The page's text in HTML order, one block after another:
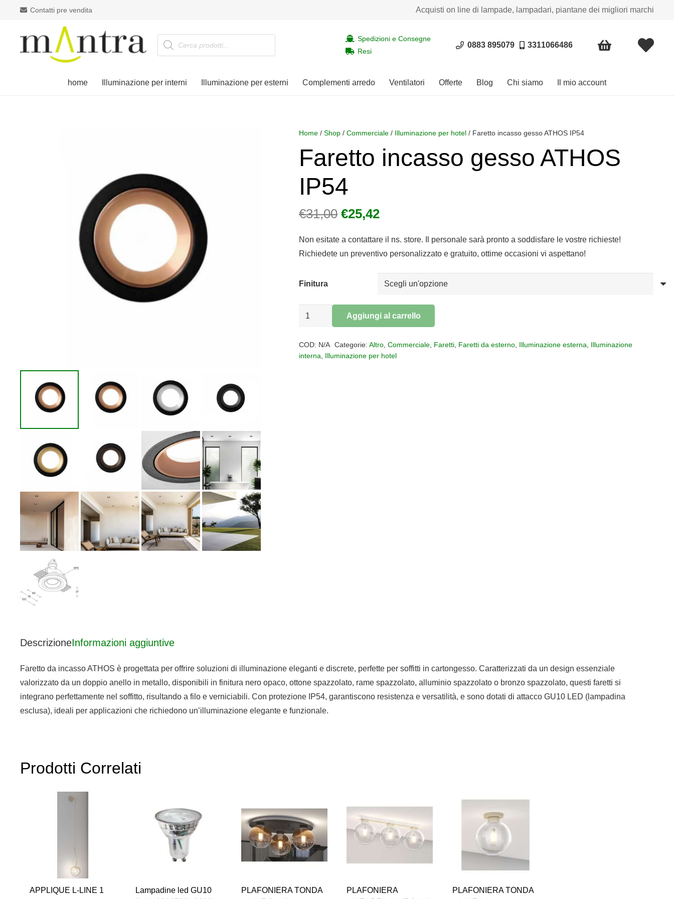
Contatti pre vendita Acquisti on line di lampade, lampadari, piantane dei migliori marchi
Products
search
Spedizioni e Consegne
Resi
0883 895079 3311066486
home Illuminazione per interni Illuminazione per esterni Complementi arredo Ventilatori Offerte Blog Chi siamo Il mio account
Home /Shop /Commerciale / Illuminazione per hotel / Faretto incasso gesso ATHOS IP54
Faretto incasso gesso ATHOS
IP54
€31,00 Il
originale
era:
€25,42Il
attuale
è:
Non esitate a contattare il ns. store. Il personale sarà pronto a soddisfare le vostre richieste!
Richiedete un preventivo personalizzato e gratuito, ottime occasioni vi aspettano!
Finitura
Faretto
ATHOS
Aggiungi al carrello
COD: N/A Categorie: Altro, Commerciale, Faretti, Faretti da esterno, Illuminazione esterna
Illuminazione
interna
Illuminazione per hotel
DescrizioneInformazioni aggiuntive
Faretto da incasso ATHOS è progettata per offrire soluzioni di illuminazione eleganti e discrete, perfette per soffitti in cartongesso. Caratterizzati da un design essenziale
valorizzato da un doppio anello in metallo, disponibili in finitura nero opaco, ottone spazzolato, rame spazzolato, alluminio spazzolato o bronzo spazzolato, questi faretti si
integrano perfettamente nel soffitto, risultando a filo e verniciabili. Con protezione IP54, garantiscono resistenza e versatilità, e sono dotati di attacco GU10 LED (lampadina
esclusa), ideali per applicazioni che richiedono un’illuminazione elegante e funzionale.
Prodotti Correlati
APPLIQUE L-LINE 1
Lampadine led GU10
PLAFONIERA TONDA
PLAFONIERA
PLAFONIERA TONDA